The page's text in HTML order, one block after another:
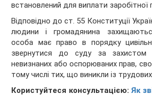
встановлений для виплати заробітної
Відповідно до ст. 55 Конституції
людини і громадянина
особа має право в порядку
звернутися до суду за захистом
невизнаних або оспорюваних прав,
тому числі тих, що виникли із
Користуйтеся консультацією:Як